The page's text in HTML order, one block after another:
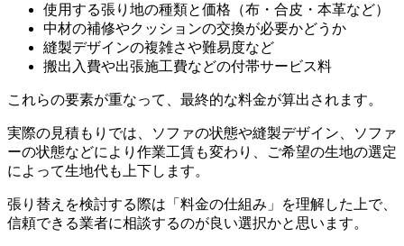
使用する張り地の種類と価格（布・合皮・本革など）
中材の補修やクッションの交換が必要かどうか
縫製デザインの複雑さや難易度など
搬出入費や出張施工費などの付帯サービス料
これらの要素が重なって、最終的な料金が算出されます。
実際の見積もりでは、ソファの状態や縫製デザイン、ソファ
ーの状態などにより作業工賃も変わり、ご希望の生地の選定
によって生地代も上下します。
張り替えを検討する際は「料金の仕組み」を理解した上で、
信頼できる業者に相談するのが良い選択かと思います。